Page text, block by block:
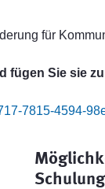
für
fügen Sie sie
7815-4594-